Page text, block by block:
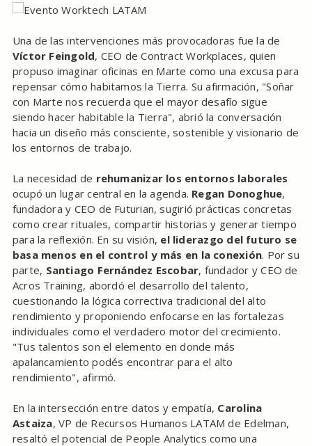
Una de las intervenciones más provocadoras fue la de
Víctor Feingold, CEO de Contract Workplaces, quien
propuso imaginar oficinas en Marte como una excusa para
repensar cómo habitamos la Tierra. Su afirmación, "Soñar
con Marte nos recuerda que el mayor desafío sigue
siendo hacer habitable la Tierra", abrió la conversación
hacia un diseño más consciente, sostenible y visionario de
los entornos de trabajo.
La necesidad de rehumanizar los entornos laborales
ocupó un lugar central en la agenda. Regan Donoghue,
fundadora y CEO de Futurian, sugirió prácticas concretas
como crear rituales, compartir historias y generar tiempo
para la reflexión. En su visión, el liderazgo del futuro se
basa menos en el control y más en la conexión. Por su
parte, Santiago Fernández Escobar, fundador y CEO de
Acros Training, abordó el desarrollo del talento,
cuestionando la lógica correctiva tradicional del alto
rendimiento y proponiendo enfocarse en las fortalezas
individuales como el verdadero motor del crecimiento.
"Tus talentos son el elemento en donde más
apalancamiento podés encontrar para el alto
rendimiento", afirmó.
En la intersección entre datos y empatía, Carolina
Astaiza, VP de Recursos Humanos LATAM de Edelman,
resaltó el potencial de People Analytics como una